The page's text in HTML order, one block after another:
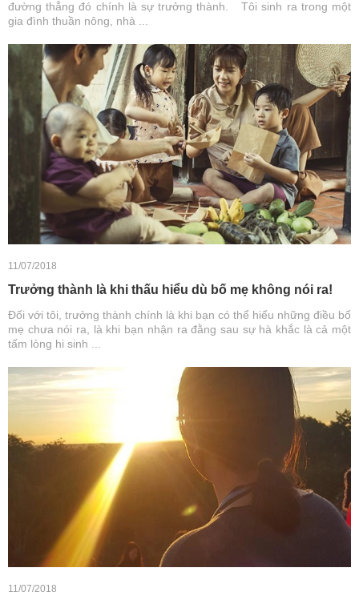
đường thẳng đó chính là sự trưởng thành. Tôi sinh ra trong một
gia đình thuần nông, nhà ...
11/07/2018
Trưởng thành là khi thấu hiểu dù bố mẹ không nói ra!
Đối với tôi, trưởng thành chính là khi bạn có thể hiểu những điều bố
mẹ chưa nói ra, là khi bạn nhận ra đằng sau sự hà khắc là cả một
tấm lòng hi sinh ...
11/07/2018